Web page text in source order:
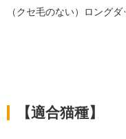
（クセ毛のない）ロング
【適合猫種】